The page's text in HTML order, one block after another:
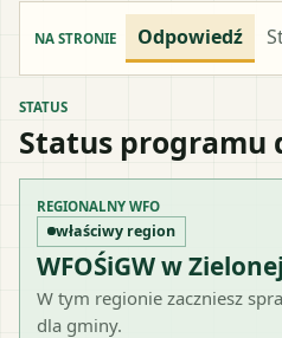
NA STRONIE Odpowiedź
STATUS
Status programu
REGIONALNY WFO
właściwy region
WFOŚiGW w
W tym regionie zaczniesz
dla gminy.